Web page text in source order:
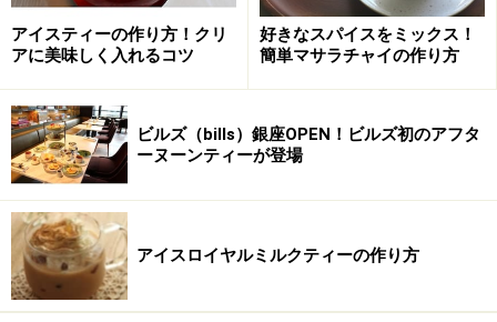
北見工業大学の山岸教授はハマナスの有効成分に着目
し、その成分についての研究を行った結果、ハマナスの
花にはビタミンCが豊富でそれが熱に強い性質を持つと
いうこと、また、抗酸化作用のあるポリフェノールが豊
富にあることがわかりました。
アイスティーの作り方！クリ
アに美味しく入れるコツ
好きなスパイスをミックス！
簡単マサラチャイの作り方
ビルズ（bills）銀座OPEN！ビルズ初のアフタ
ーヌーンティーが登場
アイスロイヤルミルクティーの作り方